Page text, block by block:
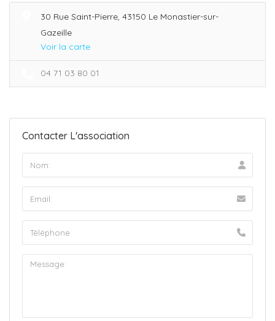
30 Rue Saint-Pierre, 43150 Le Monastier-sur-
Gazeille
Voir la carte
04 71 03 80 01
Contacter L'association